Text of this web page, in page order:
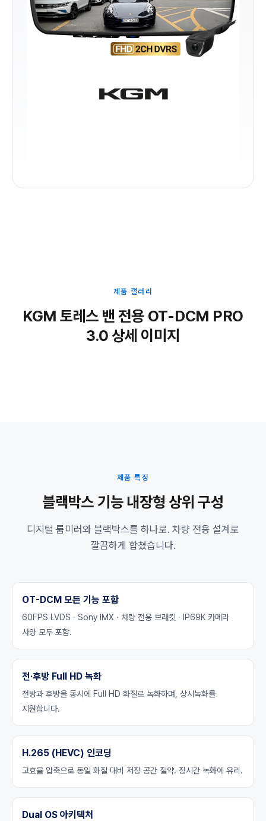
제품 갤러리
KGM 토레스 밴 전용 OT-DCM PRO
3.0 상세 이미지
제품 특징
블랙박스 기능 내장형 상위 구성
디지털 룸미러와 블랙박스를 하나로. 차량 전용 설계로
깔끔하게 합쳤습니다.
OT-DCM 모든 기능 포함
60FPS LVDS · Sony IMX · 차량 전용 브래킷 · IP69K 카메라
사양 모두 포함.
전·후방 Full HD 녹화
전방과 후방을 동시에 Full HD 화질로 녹화하며, 상시녹화를
지원합니다.
H.265 (HEVC) 인코딩
고효율 압축으로 동일 화질 대비 저장 공간 절약. 장시간 녹화에 유리.
Dual OS 아키텍처